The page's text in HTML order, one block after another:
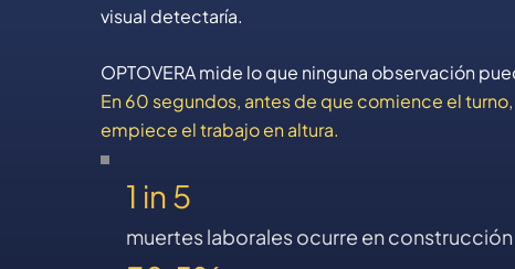
visual detectaría.
OPTOVERA mide lo que ninguna observación
En 60 segundos, antes de que comience el
empiece el trabajo en altura.
1 in 5
muertes laborales ocurre en construcción